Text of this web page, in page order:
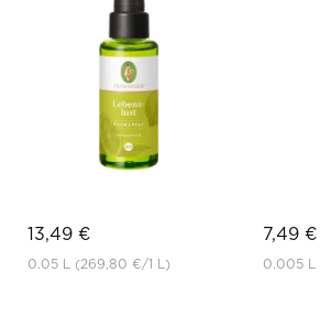
13,49 €
0.05 L (269,80 €/1 L)
7,49 €
0.005 L